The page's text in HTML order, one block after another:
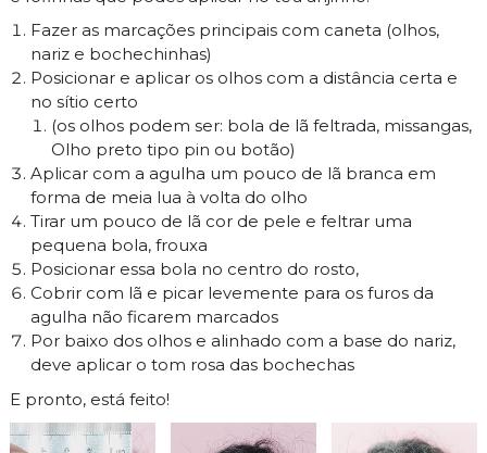
Fazer as marcações principais com caneta (olhos,
nariz e bochechinhas)
Posicionar e aplicar os olhos com a distância certa e
no sítio certo
(os olhos podem ser: bola de lã feltrada, missangas,
Olho preto tipo pin ou botão)
Aplicar com a agulha um pouco de lã branca em
forma de meia lua à volta do olho
Tirar um pouco de lã cor de pele e feltrar uma
pequena bola, frouxa
Posicionar essa bola no centro do rosto,
Cobrir com lã e picar levemente para os furos da
agulha não ficarem marcados
Por baixo dos olhos e alinhado com a base do nariz,
deve aplicar o tom rosa das bochechas
E pronto, está feito!